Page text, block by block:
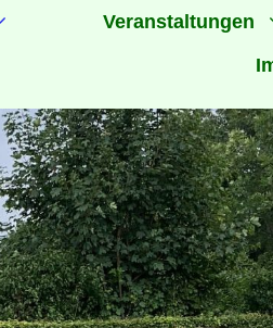
Veranstaltungen